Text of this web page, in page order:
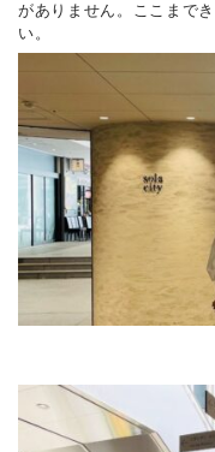
がありません。ここまで
い。